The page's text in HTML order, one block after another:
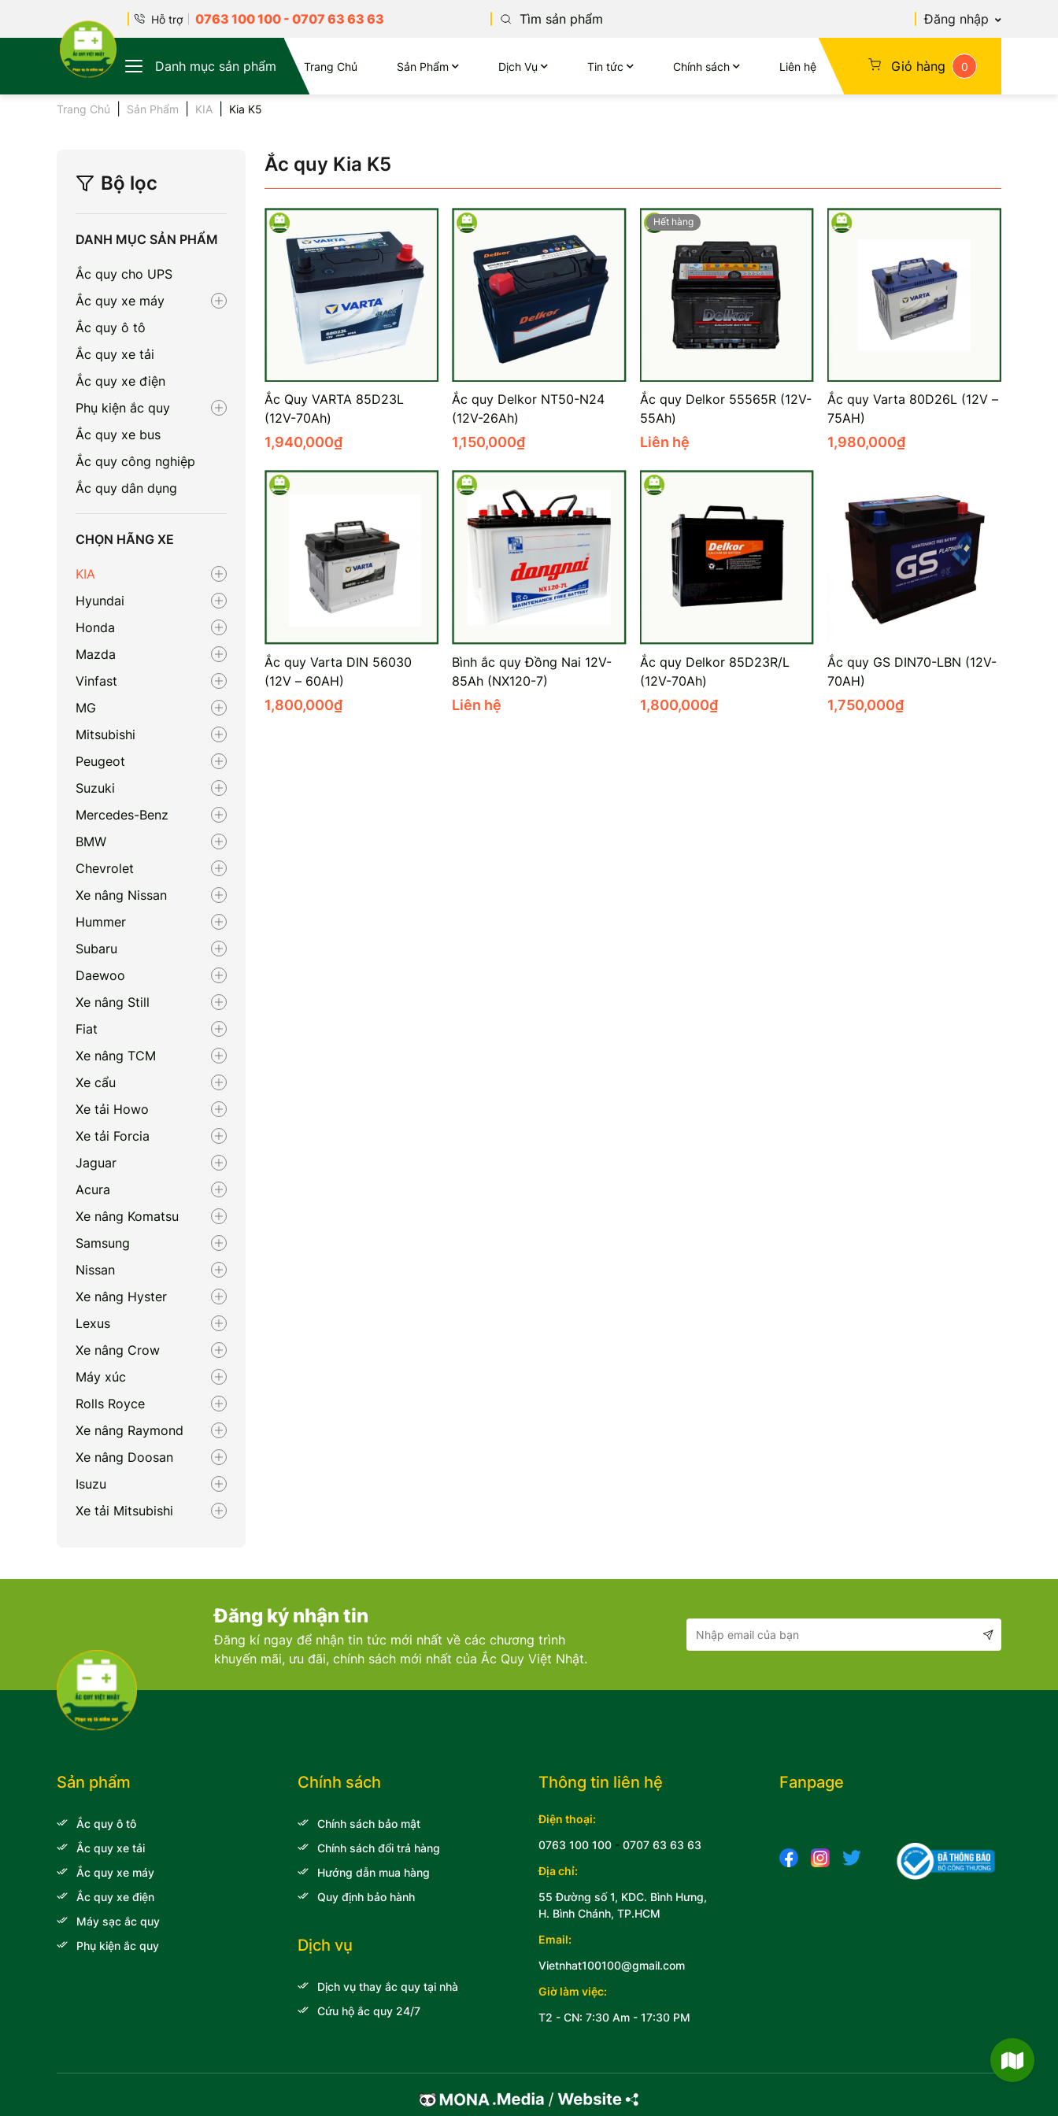
Hỗ trợ 0763 100 100 - 0707 63 63 63 Đăng nhập
Danh mục sản phẩm Trang Chủ Sản Phẩm Dịch Vụ Tin tức Chính sách Liên hệ Giỏ hàng 0
Trang Chủ Sản Phẩm KIA Kia K5
Bộ lọc
DANH MỤC SẢN PHẨM
Ắc quy cho UPS
Ắc quy xe máy
Ắc quy ô tô
Ắc quy xe tải
Ắc quy xe điện
Phụ kiện ắc quy
Ắc quy xe bus
Ắc quy công nghiệp
Ắc quy dân dụng
CHỌN HÃNG XE
KIA
Hyundai
Honda
Mazda
Vinfast
MG
Mitsubishi
Peugeot
Suzuki
Mercedes-Benz
BMW
Chevrolet
Xe nâng Nissan
Hummer
Subaru
Daewoo
Xe nâng Still
Fiat
Xe nâng TCM
Xe cẩu
Xe tải Howo
Xe tải Forcia
Jaguar
Acura
Xe nâng Komatsu
Samsung
Nissan
Xe nâng Hyster
Lexus
Xe nâng Crow
Máy xúc
Rolls Royce
Xe nâng Raymond
Xe nâng Doosan
Isuzu
Xe tải Mitsubishi
Zotye
Volvo
Maserati
Lincoln
Xe khách Hyundai
Audi
Xe khách Transinco
Xe tải Veam
Xe nâng Toyota
Ắc quy Kia K5
Ắc Quy VARTA 85D23L
(12V-70Ah)
1,940,000₫
Ắc quy Delkor NT50-N24
(12V-26Ah)
1,150,000₫
Hết hàng
Ắc quy Delkor 55565R (12V-
55Ah)
Liên hệ
Ắc quy Varta 80D26L (12V –
75AH)
1,980,000₫
Ắc quy Varta DIN 56030
(12V – 60AH)
1,800,000₫
Bình ắc quy Đồng Nai 12V-
85Ah (NX120-7)
Liên hệ
Ắc quy Delkor 85D23R/L
(12V-70Ah)
1,800,000₫
Ắc quy GS DIN70-LBN (12V-
70AH)
1,750,000₫
Đăng ký nhận tin
Đăng kí ngay để nhận tin tức mới nhất về các chương trình
khuyến mãi, ưu đãi, chính sách mới nhất của Ắc Quy Việt Nhật.
Thông tin liên hệ
Điện thoại:
0763 100 100 - 0707 63 63 63
Địa chỉ:
55 Đường số 1, KDC. Bình Hưng,
H. Bình Chánh, TP.HCM
Email:
Vietnhat100100@gmail.com
Giờ làm việc:
T2 - CN: 7:30 Am - 17:30 PM
Sản phẩm
Ắc quy ô tô
Ắc quy xe tải
Ắc quy xe máy
Ắc quy xe điện
Máy sạc ắc quy
Phụ kiện ắc quy
Chính sách
Chính sách bảo mật
Chính sách đổi trả hàng
Hướng dẫn mua hàng
Quy định bảo hành
Dịch vụ
Dịch vụ thay ắc quy tại nhà
Cứu hộ ắc quy 24/7
Fanpage